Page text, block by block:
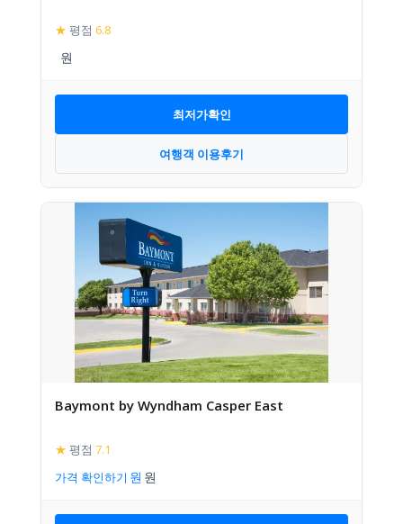
★ 평점 6.8
최저가확인
여행객 이용후기
Baymont by Wyndham Casper East
★ 평점 7.1
가격 확인하기